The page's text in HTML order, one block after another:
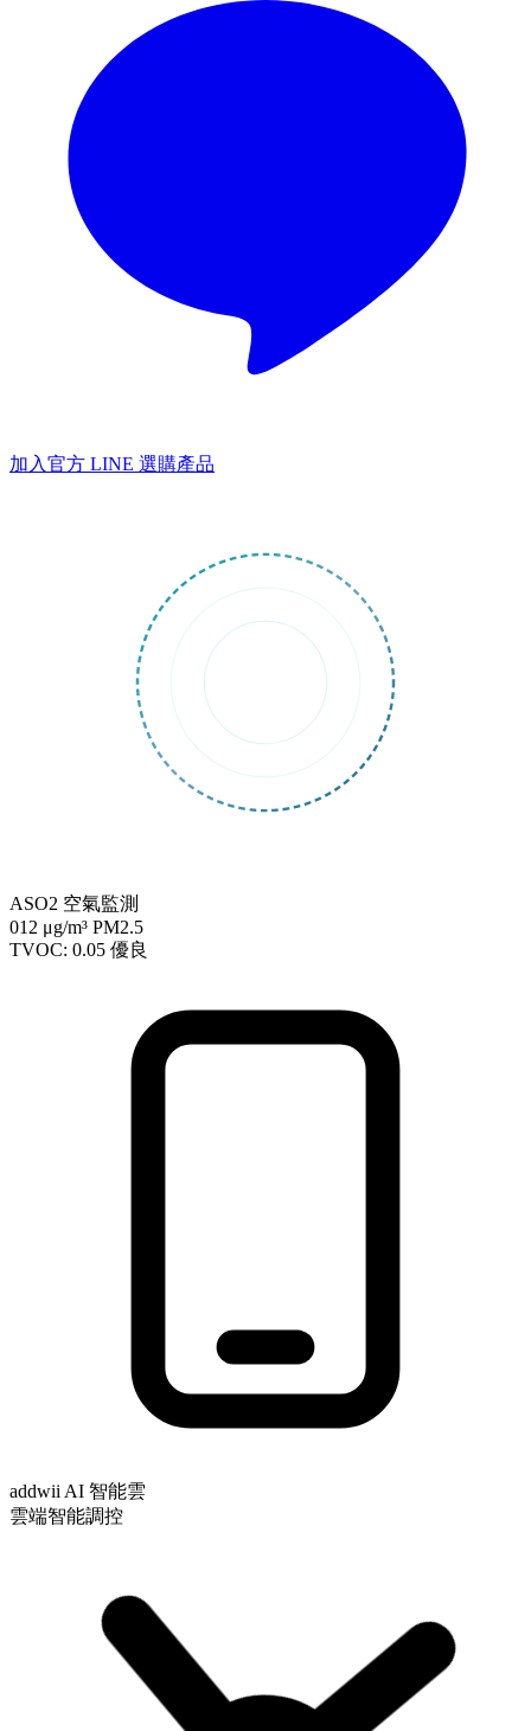
加入官方 LINE 選購產品
ASO2 空氣監測
012 μg/m³ PM2.5
TVOC: 0.05 優良
addwii AI 智能雲
雲端智能調控